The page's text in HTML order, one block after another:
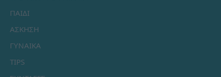
ΠΑΙΔΙ
ΑΣΚΗΣΗ
ΓΥΝΑΙΚΑ
TIPS